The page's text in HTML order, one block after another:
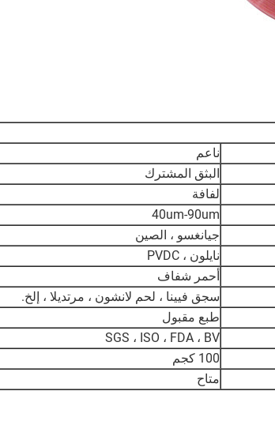
ناعم
البثق المشترك
لفافة
40um-90um
جيانغسو ، الصين
نايلون ، PVDC
أحمر شفاف
سجق فيينا ، لحم لانشون ، مرتديلا ، إلخ.
طبع مقبول
SGS ، ISO ، FDA ، BV
100 كجم
متاح